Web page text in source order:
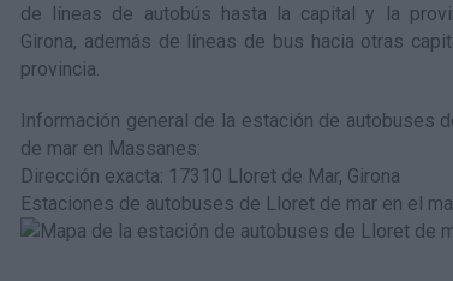
de líneas de autobús hasta la capital y la
Girona, además de líneas de bus hacia otras
provincia.
Información general de la estación de autobuses
de mar en Massanes:
Dirección exacta: 17310 Lloret de Mar, Girona
Estaciones de autobuses de Lloret de mar en el